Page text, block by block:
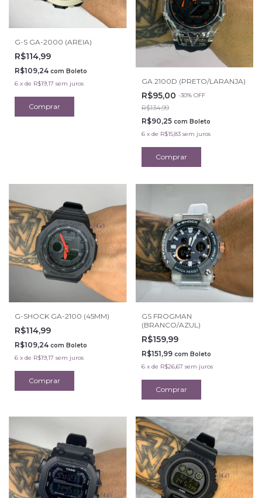
G-S GA-2000 (AREIA)
R$114,99
R$109,24 com Boleto
6 x de R$19,17 sem juros GA 2100D (PRETO/LARANJA)
R$95,00 -30% OFF
R$134,99
R$90,25 com Boleto
6 x de R$15,83 sem juros
G-SHOCK GA-2100 (45MM)
R$114,99
R$109,24 com Boleto
6 x de R$19,17 sem juros
GS FROGMAN
(BRANCO/AZUL)
R$159,99
R$151,99 com Boleto
6 x de R$26,67 sem juros